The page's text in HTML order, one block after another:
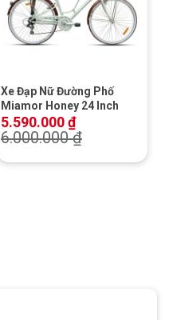
Xe Đạp Nữ Đường Phố
Miamor Honey 24 Inch
5.590.000₫
6.000.000₫